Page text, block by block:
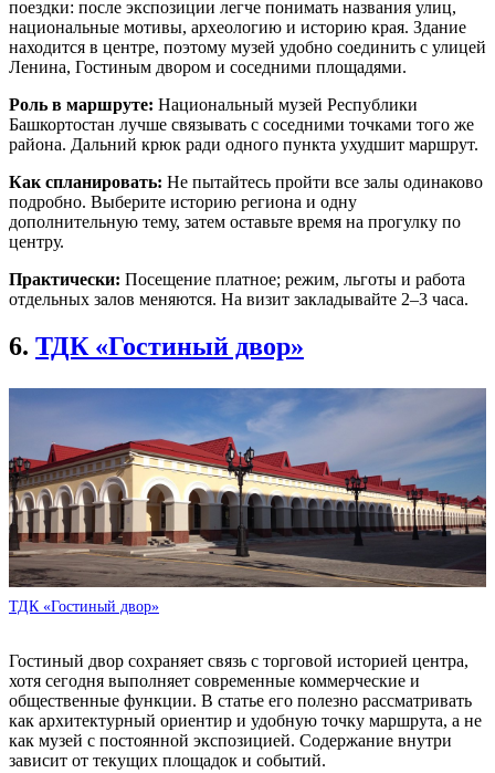
поездки: после экспозиции легче понимать названия улиц,
национальные мотивы, археологию и историю края. Здание
находится в центре, поэтому музей удобно соединить с улицей
Ленина, Гостиным двором и соседними площадями.
Роль в маршруте: Национальный музей Республики
Башкортостан лучше связывать с соседними точками того же
района. Дальний крюк ради одного пункта ухудшит маршрут.
Как спланировать: Не пытайтесь пройти все залы одинаково
подробно. Выберите историю региона и одну
дополнительную тему, затем оставьте время на прогулку по
центру.
Практически: Посещение платное; режим, льготы и работа
отдельных залов меняются. На визит закладывайте 2–3 часа.
6. ТДК «Гостиный двор»
ТДК «Гостиный двор»
Гостиный двор сохраняет связь с торговой историей центра,
хотя сегодня выполняет современные коммерческие и
общественные функции. В статье его полезно рассматривать
как архитектурный ориентир и удобную точку маршрута, а не
как музей с постоянной экспозицией. Содержание внутри
зависит от текущих площадок и событий.